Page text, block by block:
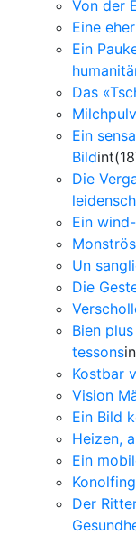
Von der
Eine
Ein
Das
Ein
Bild
Die
Ein
Un
Die
Bien
tessons
Kostbar
Vision
Ein Bild
Heizen,
Ein
Der